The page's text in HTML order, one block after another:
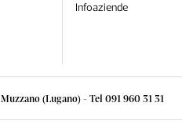
(Lugano) - Tel 091 960 31 31
Infoaziende